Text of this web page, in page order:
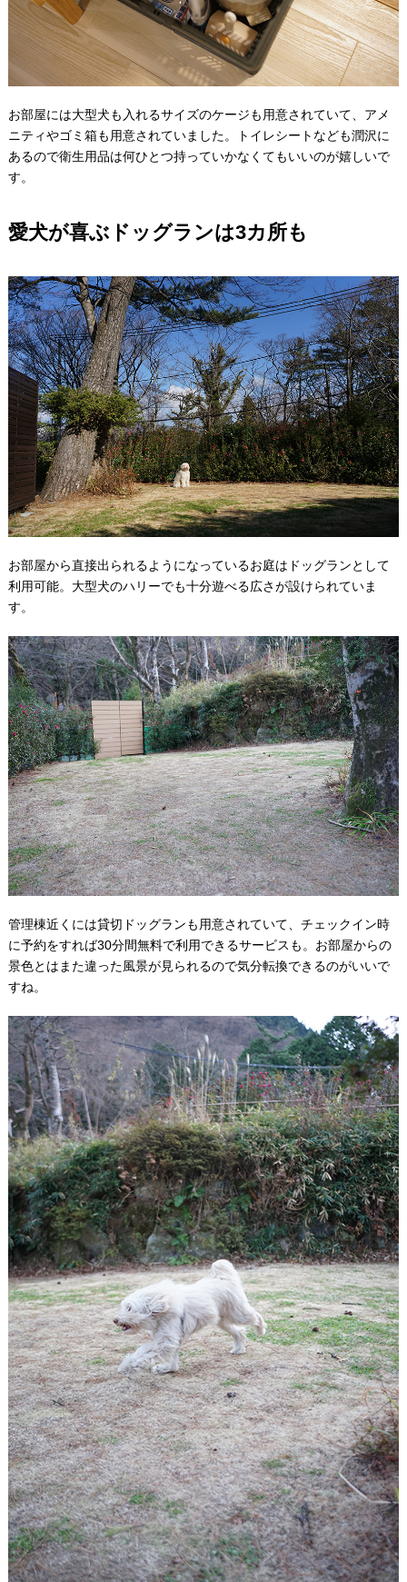
お部屋には大型犬も入れるサイズのケージも用意されていて、アメ
ニティやゴミ箱も用意されていました。トイレシートなども潤沢に
あるので衛生用品は何ひとつ持っていかなくてもいいのが嬉しいで
す。
愛犬が喜ぶドッグランは3カ所も
お部屋から直接出られるようになっているお庭はドッグランとして
利用可能。大型犬のハリーでも十分遊べる広さが設けられていま
す。
管理棟近くには貸切ドッグランも用意されていて、チェックイン時
に予約をすれば30分間無料で利用できるサービスも。お部屋からの
景色とはまた違った風景が見られるので気分転換できるのがいいで
すね。